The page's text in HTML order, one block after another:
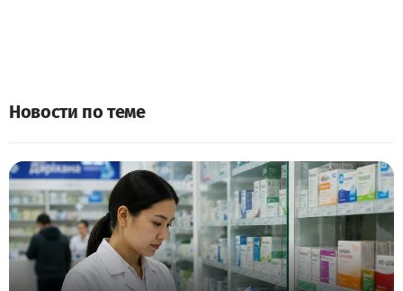
Новости по теме